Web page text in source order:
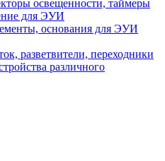
освещенности, таймеры
для ЭУИ
основания для ЭУИ
разветвители, переходники
различного